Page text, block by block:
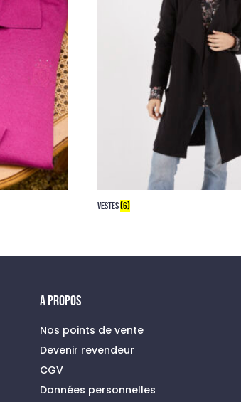
VESTES(6)
A PROPOS
Nos points de vente
Devenir revendeur
CGV
Données personnelles